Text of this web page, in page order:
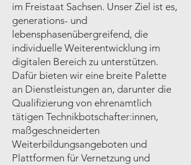
im Freistaat Sachsen. Unser Ziel ist es,
generations- und
lebensphasenübergreifend, die
individuelle Weiterentwicklung im
digitalen Bereich zu unterstützen.
Dafür bieten wir eine breite Palette
an Dienstleistungen an, darunter die
Qualifizierung von ehrenamtlich
tätigen Technikbotschafter:innen,
maßgeschneiderten
Weiterbildungsangeboten und
Plattformen für Vernetzung und